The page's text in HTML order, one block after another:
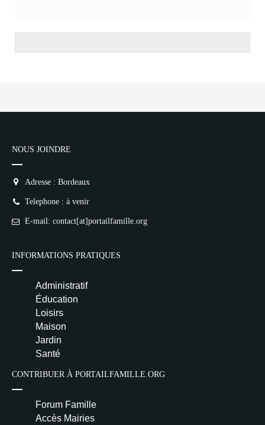
NOUS JOINDRE
Adresse : Bordeaux
Telephone : à venir
E-mail: contact[at]portailfamille.org
INFORMATIONS PRATIQUES
Administratif
Éducation
Loisirs
Maison
Jardin
Santé
CONTRIBUER À PORTAILFAMILLE.ORG
Forum Famille
Accès Mairies